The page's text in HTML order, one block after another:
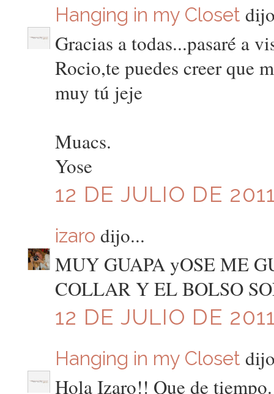
Hanging in my Closet
Gracias a todas...pasaré a
Rocio,te puedes creer que
muy tú jeje
Muacs.
Yose
12 DE JULIO DE
izaro dijo...
MUY GUAPA yOSE ME
COLLAR Y EL BOLSO
12 DE JULIO DE
Hanging in my Closet
Hola Izaro!! Que de tiempo.